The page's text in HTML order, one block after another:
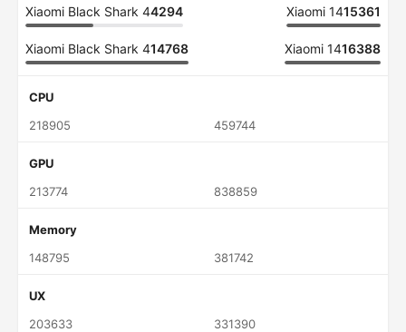
Xiaomi Black Shark 44294 Xiaomi 1415361
Xiaomi Black Shark 414768 Xiaomi 1416388
CPU
218905
459744
GPU
213774
838859
Memory
148795
381742
UX
203633
331390